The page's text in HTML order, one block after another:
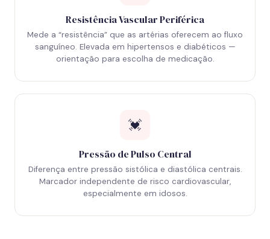
Resistência Vascular Periférica
Mede a “resistência” que as artérias oferecem ao fluxo
sanguíneo. Elevada em hipertensos e diabéticos —
orientação para escolha de medicação.
💓
Pressão de Pulso Central
Diferença entre pressão sistólica e diastólica centrais.
Marcador independente de risco cardiovascular,
especialmente em idosos.